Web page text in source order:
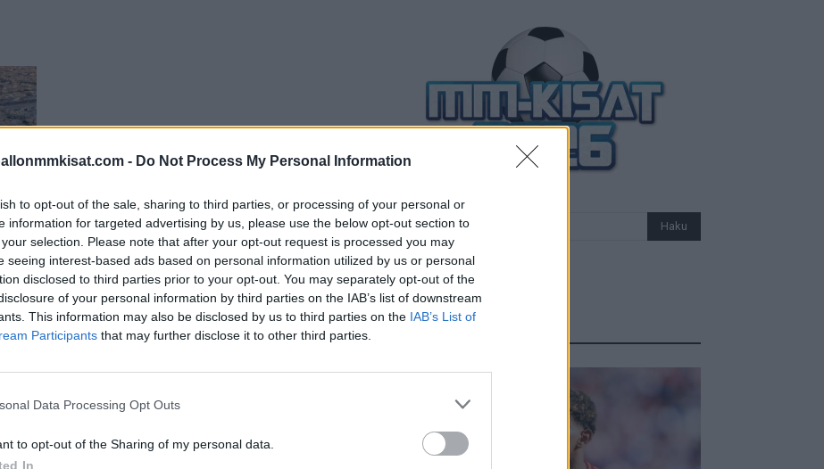
- Do Not Process My Personal Information
to opt-out of the sale, sharing to third parties, or processing of your personal or
information for targeted advertising by us, please use the below opt-out section to
selection. Please note that after your opt-out request is processed you may
seeing interest-based ads based on personal information utilized by us or personal
disclosed to third parties prior to your opt-out. You may separately opt-out of the
of your personal information by third parties on the IAB’s list of downstream
This information may also be disclosed by us to third parties on the IAB’s List of
Participants that may further disclose it to other third parties.
Data Processing Opt Outs
to opt-out of the Sharing of my personal data.
In